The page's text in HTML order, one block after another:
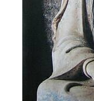
．刺
．中
．聽聽
他方之眼－聽
芳嚴無涯－
拄杖在手－
光光交會／